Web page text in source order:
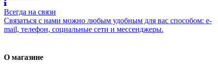
Всегда на связи
Связаться с нами можно любым удобным для вас способом: e-
mail, телефон, социальные сети и мессенджеры.
О магазине